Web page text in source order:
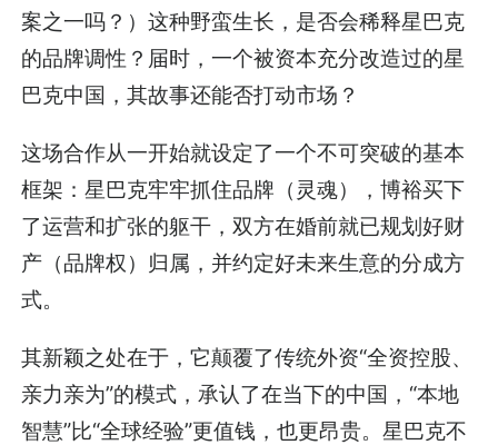
案之一吗？）这种野蛮生长，是否会稀释星巴克
的品牌调性？届时，一个被资本充分改造过的星
巴克中国，其故事还能否打动市场？
这场合作从一开始就设定了一个不可突破的基本
框架：星巴克牢牢抓住品牌（灵魂），博裕买下
了运营和扩张的躯干，双方在婚前就已规划好财
产（品牌权）归属，并约定好未来生意的分成方
式。
其新颖之处在于，它颠覆了传统外资“全资控股、
亲力亲为”的模式，承认了在当下的中国，“本地
智慧”比“全球经验”更值钱，也更昂贵。星巴克不